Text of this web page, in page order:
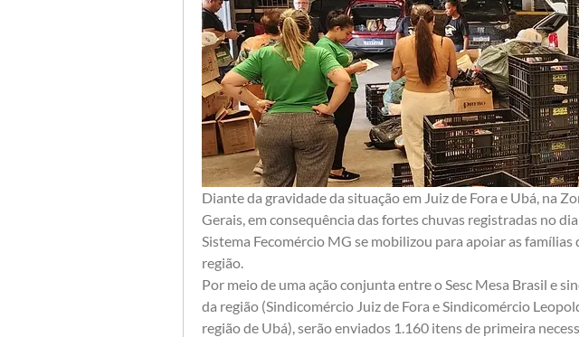
Diante da gravidade da situação em Juiz de Fora e Ubá, na
Gerais, em consequência das fortes chuvas registradas no
Sistema Fecomércio MG se mobilizou para apoiar as famílias
região.
Por meio de uma ação conjunta entre o Sesc Mesa Brasil e
da região (Sindicomércio Juiz de Fora e Sindicomércio
região de Ubá), serão enviados 1.160 itens de primeira